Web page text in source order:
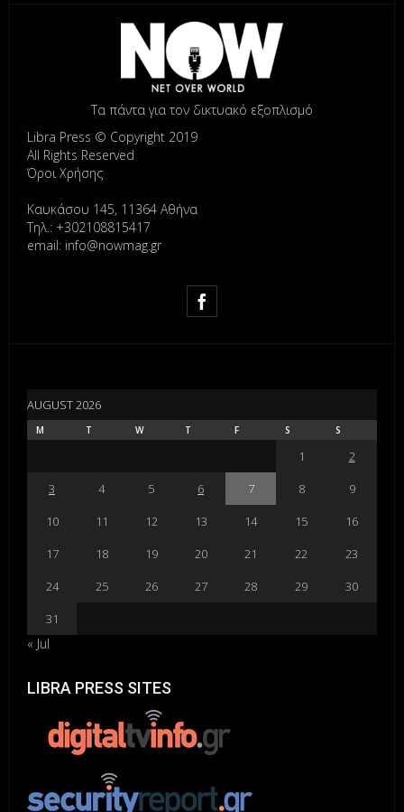
Τα πάντα για τον δικτυακό εξοπλισμό
Libra Press © Copyright 2019
All Rights Reserved
Όροι Χρήσης
Καυκάσου 145, 11364 Αθήνα
Τηλ.: +302108815417
email: info@nowmag.gr
AUGUST 2026
M T W T F S S
1
2
3
4 5 6 7 8
9
10
11 12 13 14 15
16
17
18 19 20 21 22
23
24
25 26 27 28 29
30
31
« Jul
LIBRA PRESS SITES